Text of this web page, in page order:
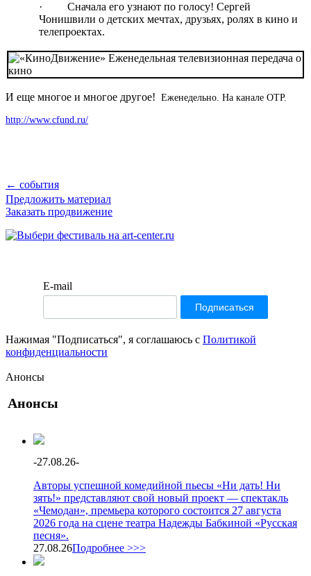
· Сначала его узнают по голосу! Сергей
Чонишвили о детских мечтах, друзьях, ролях в кино и
телепроектах.
И еще многое и многое другое! Еженедельно. На канале ОТР.
http://www.cfund.ru/
← события
Предложить материал
Заказать продвижение
E-mail
Нажимая "Подписаться", я соглашаюсь с Политикой
конфиденциальности
Анонсы
Анонсы
-27.08.26-
Авторы успешной комедийной пьесы «Ни дать! Ни
зять!» представляют свой новый проект — спектакль
«Чемодан», премьера которого состоится 27 августа
2026 года на сцене театра Надежды Бабкиной «Русская
песня».
27.08.26Подробнее >>>